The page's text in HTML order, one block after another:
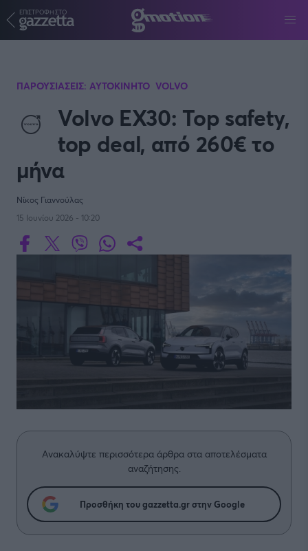
ΕΠΙΣΤΡΟΦΗ ΣΤΟ
ΠΑΡΟΥΣΙΑΣΕΙΣ: ΑΥΤΟΚΙΝΗΤΟ VOLVO
Volvo EX30: Top safety,
top deal, από 260€ το
μήνα
Νίκος Γιαννούλας
15 Ιουνίου 2026 - 10:20
Ανακαλύψτε περισσότερα άρθρα στα αποτελέσματα
αναζήτησης.
Προσθήκη του gazzetta.gr στην Google